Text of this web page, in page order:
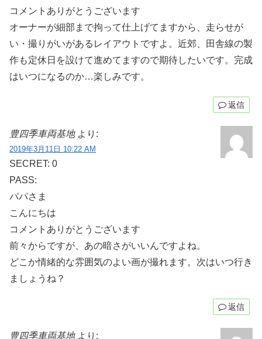
コメントありがとうございます
オーナーが細部まで拘って仕上げてますから、走らせが
い・撮りがいがあるレイアウトですよ。近郊、田舎線の製
作も定休日を設けて進めてますので期待したいです。完成
はいつになるのか…楽しみです。
返信
豊四季車両基地 より:
2019年3月11日 10:22 AM
SECRET: 0
PASS:
パパさま
こんにちは
コメントありがとうございます
前々からですが、あの暗さがいいんですよね。
どこか情緒的な雰囲気のよい画が撮れます。次はいつ行き
ましょうね？
返信
豊四季車両基地 より: